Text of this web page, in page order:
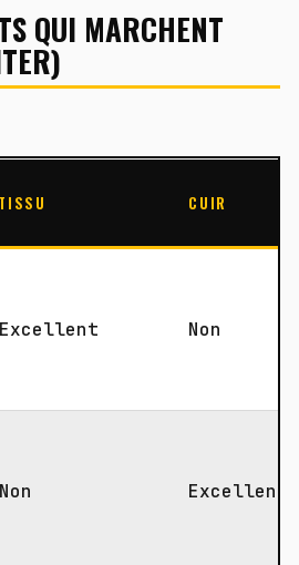
QUI MARCHENT
TISSU CUIR
Excellent Non
Non Excellent